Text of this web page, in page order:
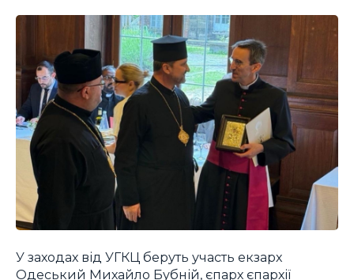
У заходах від УГКЦ беруть участь екзарх
Одеський Михайло Бубній, єпарх єпархії